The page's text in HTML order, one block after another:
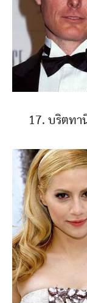
17. บริตทา